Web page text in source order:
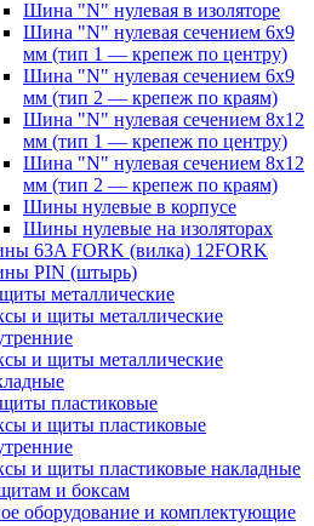
Шина "N" нулевая в изоляторе
Шина "N" нулевая сечением 6х9
мм (тип 1 — крепеж по центру)
Шина "N" нулевая сечением 6х9
мм (тип 2 — крепеж по краям)
Шина "N" нулевая сечением 8х12
мм (тип 1 — крепеж по центру)
Шина "N" нулевая сечением 8х12
мм (тип 2 — крепеж по краям)
Шины нулевые в корпусе
Шины нулевые на изоляторах
63A FORK (вилка) 12FORK
PIN (штырь)
металлические
и щиты металлические
и щиты металлические
пластиковые
и щиты пластиковые
и щиты пластиковые накладные
и боксам
оборудование и комплектующие